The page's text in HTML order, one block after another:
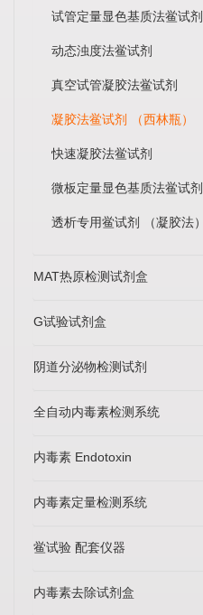
试管定量显色基质法鲎试剂
动态浊度法鲎试剂
真空试管凝胶法鲎试剂
凝胶法鲎试剂 （西林瓶）
快速凝胶法鲎试剂
微板定量显色基质法鲎试剂
透析专用鲎试剂 （凝胶法）
MAT热原检测试剂盒
G试验试剂盒
阴道分泌物检测试剂
全自动内毒素检测系统
内毒素 Endotoxin
内毒素定量检测系统
鲎试验 配套仪器
内毒素去除试剂盒